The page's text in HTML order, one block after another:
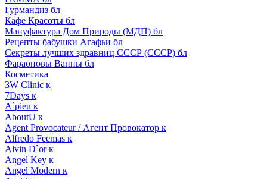
Гурмандиз бл
Кафе Красоты бл
Мануфактура Дом Природы (МДП) бл
Рецепты бабушки Агафьи бл
Секреты лучших здравниц СССР (СССР) бл
Фараоновы Ванны бл
Косметика
3W Clinic к
7Days к
A`pieu к
AboutU к
Agent Provocateur / Агент Провокатор к
Alfredo Feemas к
Alvin D`or к
Angel Key к
Angel Modern к